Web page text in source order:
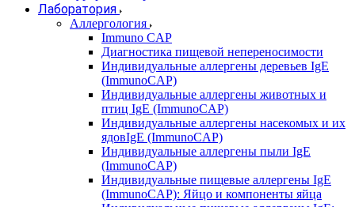
Лаборатория
Аллергология
Immuno CAP
Диагностика пищевой непереносимости
Индивидуальные аллергены деревьев IgE
(ImmunoCAP)
Индивидуальные аллергены животных и
птиц IgE (ImmunoCAP)
Индивидуальные аллергены насекомых и их
ядовIgE (ImmunoCAP)
Индивидуальные аллергены пыли IgE
(ImmunoCAP)
Индивидуальные пищевые аллергены IgE
(ImmunoCAP): Яйцо и компоненты яйца